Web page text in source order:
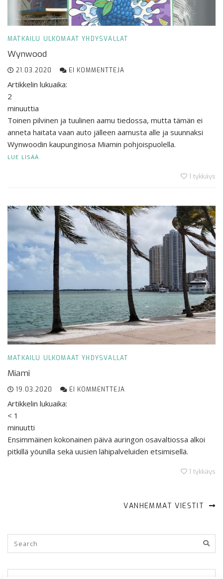
MATKAILU ULKOMAAT YHDYSVALLAT
Wynwood
21.03.2020 EI KOMMENTTEJA
Artikkelin lukuaika:
2
minuuttia
Toinen pilvinen ja tuulinen aamu tiedossa, mutta tämän ei
anneta haitata vaan auto jälleen aamusta alle ja suunnaksi
Wynwoodin kaupunginosa Miamin pohjoispuolella.
LUE LISÄÄ
1 tykkäys
MATKAILU ULKOMAAT YHDYSVALLAT
Miami
19.03.2020 EI KOMMENTTEJA
Artikkelin lukuaika:
< 1
minuutti
Ensimmäinen kokonainen päivä auringon osavaltiossa alkoi
pitkillä yöunilla sekä uusien lähipalveluiden etsimisellä.
1 tykkäys
VANHEMMAT VIESTIT